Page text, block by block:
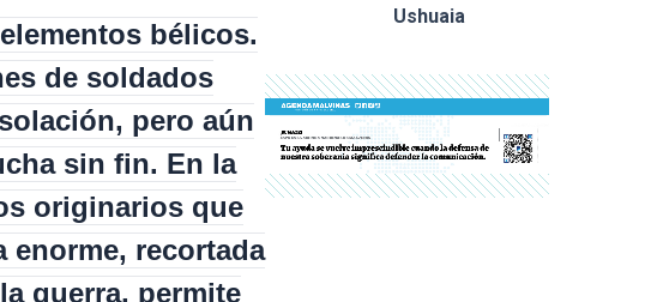
bélicos.
de soldados
pero aún
sin fin. En la
originarios que
recortada
guerra, permite
Ushuaia